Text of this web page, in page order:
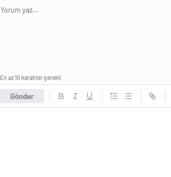
Gönder
En az 10 karakter gerekli